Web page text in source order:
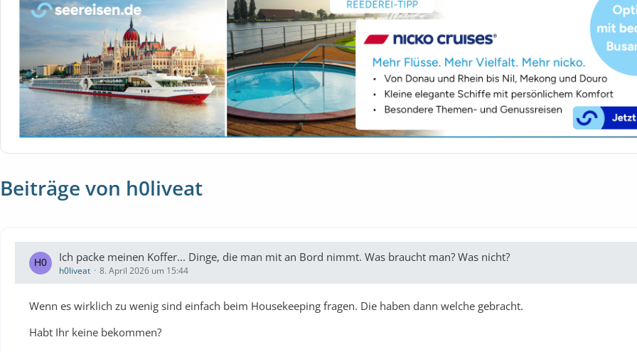
Beiträge von h0liveat
Ich packe meinen Koffer... Dinge, die man mit an Bord nimmt. Was braucht man? Was nicht?
h0liveat 8. April 2026 um 15:44
Wenn es wirklich zu wenig sind einfach beim Housekeeping fragen. Die haben dann welche gebracht.
Habt Ihr keine bekommen?